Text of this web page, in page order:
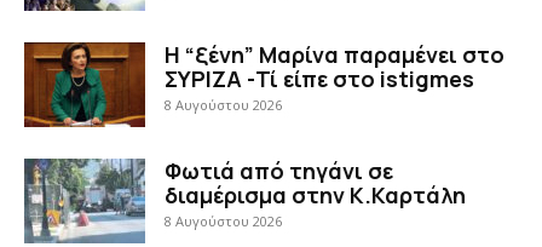
Η “ξένη” Μαρίνα παραμένει στο
ΣΥΡΙΖΑ -Τί είπε στο istigmes
8 Αυγούστου 2026
Φωτιά από τηγάνι σε
διαμέρισμα στην Κ.Καρτάλη
8 Αυγούστου 2026